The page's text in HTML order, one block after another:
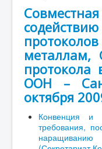
металлам,
протокола
ООН –
октября
Конвенция
требования,